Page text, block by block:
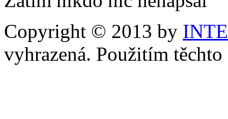
Copyright © 2013 by
vyhrazená. Použitím